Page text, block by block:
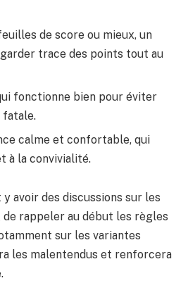
de score ou mieux, un
trace des points tout au
fonctionne bien pour éviter
calme et confortable, qui
à la convivialité.
y avoir des discussions sur les
rappeler au début les règles
sur les variantes
les malentendus et renforcera